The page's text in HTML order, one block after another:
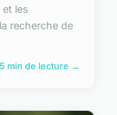
les
recherche de
5 min de lecture →